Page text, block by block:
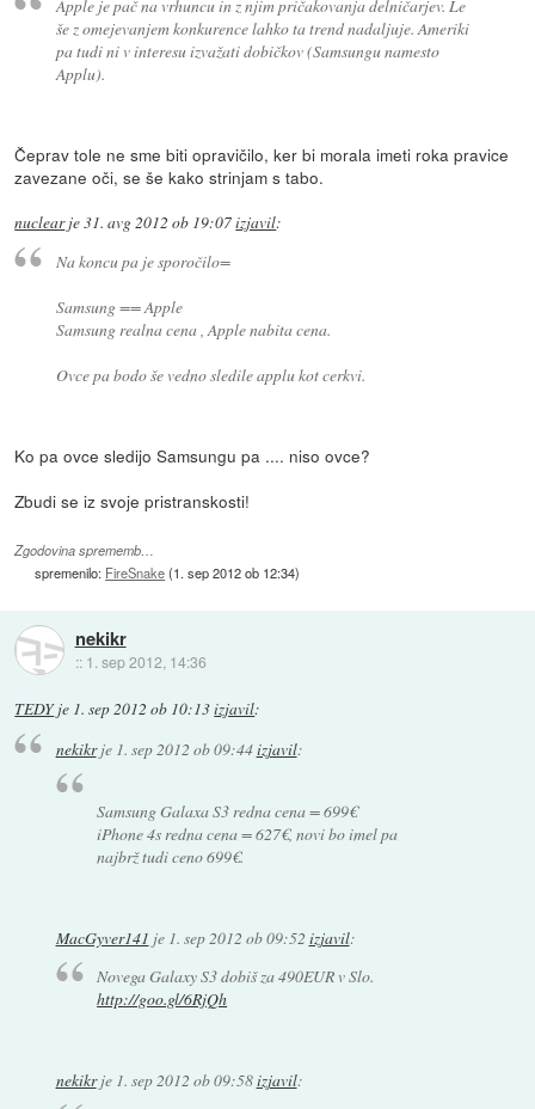
Apple je pač na vrhuncu in z njim pričakovanja delničarjev. Le
še z omejevanjem konkurence lahko ta trend nadaljuje. Ameriki
pa tudi ni v interesu izvažati dobičkov (Samsungu namesto
Applu).
Čeprav tole ne sme biti opravičilo, ker bi morala imeti roka pravice
zavezane oči, se še kako strinjam s tabo.
nuclearje31. avg 2012 ob 19:07izjavil:
Na koncu pa je sporočilo=
Samsung == Apple
Samsung realna cena , Apple nabita cena.
Ovce pa bodo še vedno sledile applu kot cerkvi.
Ko pa ovce sledijo Samsungu pa .... niso ovce?
Zbudi se iz svoje pristranskosti!
Zgodovina sprememb…
spremenilo: FireSnake(1. sep 2012 ob 12:34)
nekikr
:: 1. sep 2012, 14:36
TEDYje 1. sep 2012 ob 10:13izjavil:
nekikrje 1. sep 2012 ob 09:44izjavil:
Samsung Galaxa S3 redna cena = 699€
iPhone 4s redna cena = 627€, novi bo imel pa
najbrž tudi ceno 699€.
MacGyver141 je 1. sep 2012 ob 09:52 izjavil:
Novega Galaxy S3 dobiš za 490EUR v Slo.
http://goo.gl/6RjQh
nekikrje 1. sep 2012 ob 09:58izjavil: